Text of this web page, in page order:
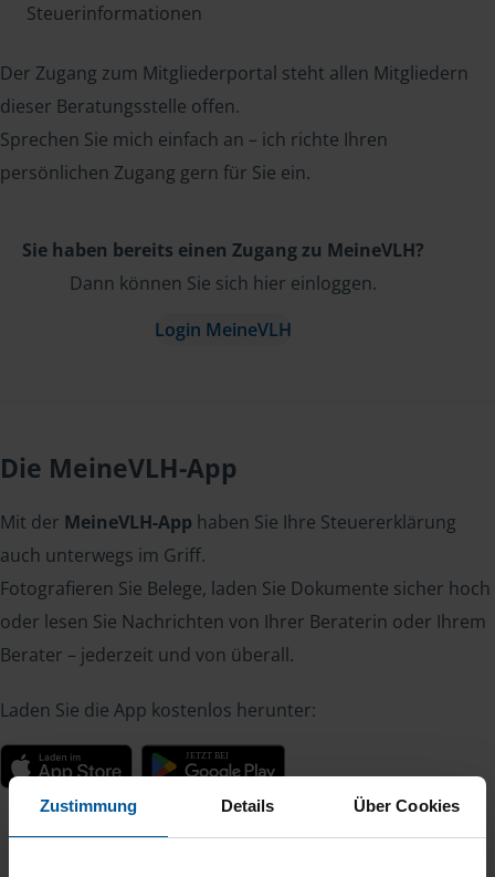
Zustimmung Details Über Cookies
Steuerinformationen
Der Zugang zum Mitgliederportal steht allen Mitgliedern
dieser Beratungsstelle offen.
Sprechen Sie mich einfach an – ich richte Ihren
persönlichen Zugang gern für Sie ein.
Sie haben bereits einen Zugang zu MeineVLH?
Dann können Sie sich hier einloggen.
Login MeineVLH
Die MeineVLH-App
Mit der MeineVLH-App haben Sie Ihre Steuererklärung
auch unterwegs im Griff.
Fotografieren Sie Belege, laden Sie Dokumente sicher hoch
oder lesen Sie Nachrichten von Ihrer Beraterin oder Ihrem
Berater – jederzeit und von überall.
Laden Sie die App kostenlos herunter: